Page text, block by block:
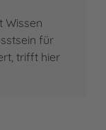
Wissen
für
trifft hier